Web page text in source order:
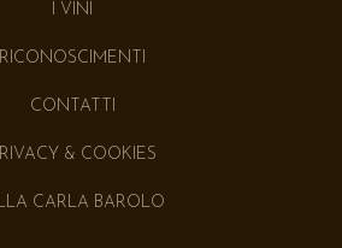
I VINI
RICONOSCIMENTI
CONTATTI
& COOKIES
CARLA BAROLO